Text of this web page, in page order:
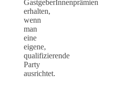
GastgeberInnenprämien
erhalten,
wenn
man
eine
eigene,
qualifizierende
Party
ausrichtet.